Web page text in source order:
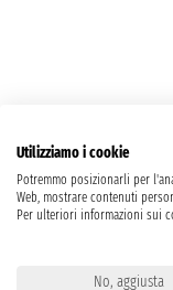
Utilizziamo i cookie
Potremmo posizionarli per
Web, mostrare contenuti
Per ulteriori informazioni sui
No, aggiusta